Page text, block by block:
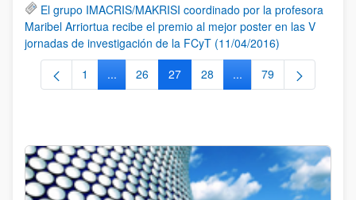
El grupo IMACRIS/MAKRISI coordinado por la profesora
Maribel Arriortua recibe el premio al mejor poster en las V
jornadas de investigación de la FCyT (11/04/2016)
Página
1 ...Páginas intermedias Use TAB para desplazarse.
Página
26 Página
27 Página
28 ...Páginas intermedias
Página
79